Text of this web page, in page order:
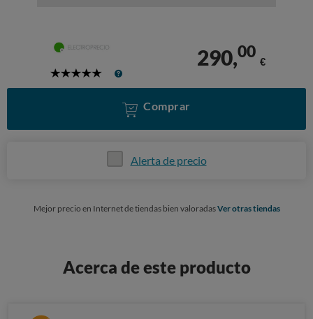
5
290,00
€
Comprar
Alerta de precio
Mejor precio en Internet de tiendas bien valoradasVer otras tiendas
Acerca de este producto